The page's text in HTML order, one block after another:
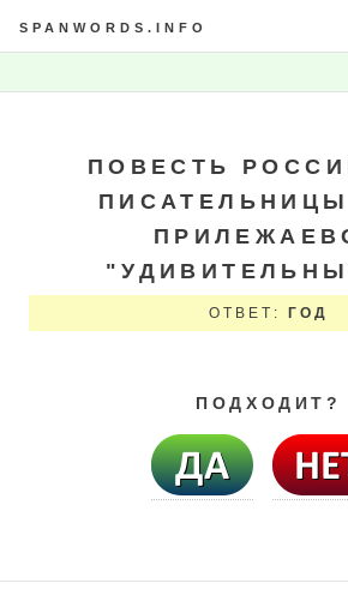
SPANWORDS.INFO
ПОВЕСТЬ
ОТВЕТ: ГОД
ПОДХОДИТ?